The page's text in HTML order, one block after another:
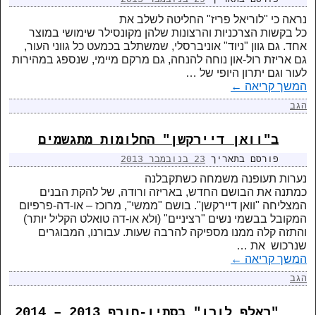
נראה כי "לוריאל פריז" החליטה לשלב את
כל בקשות הצרכניות והרצונות שלהן מקונסילר שימושי במוצר
אחד. גם גוון "ניוד" אוניברסלי, שמשתלב בכמעט כל גווני העור,
גם אריזת רול-און נוחה להנחה, גם מרקם מיימי, שנספג במהירות
לעור וגם יתרון היופי של …
המשך קריאה ←
הגב
ב"וואן דיירקשן" החלומות מתגשמים
פורסם בתאריך 23 בנובמבר 2013
נערות תעופנה משמחה כשתקבלנה
כמתנה את הבושם החדש, באריזה ורודה, של להקת הבנים
המצליחה "וואן דיירקשן". בושם "ממשי", מרוכז – או-דה-פרפיום
המקובל בבשמי נשים "רציניים" (ולא או-דה טואלט הקליל יותר)
והתזה קלה ממנו מספיקה להרבה שעות. עבורנו, המבוגרים
שנרכוש את …
המשך קריאה ←
הגב